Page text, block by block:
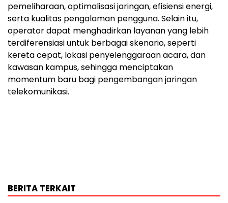
pemeliharaan, optimalisasi jaringan, efisiensi energi,
serta kualitas pengalaman pengguna. Selain itu,
operator dapat menghadirkan layanan yang lebih
terdiferensiasi untuk berbagai skenario, seperti
kereta cepat, lokasi penyelenggaraan acara, dan
kawasan kampus, sehingga menciptakan
momentum baru bagi pengembangan jaringan
telekomunikasi.
BERITA TERKAIT